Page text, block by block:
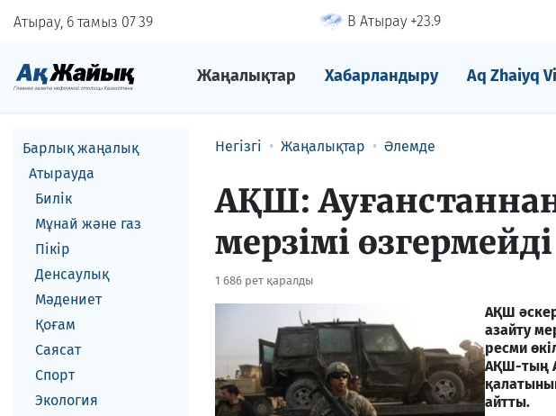
Атырау, 6 тамыз 0739 В Атырау +23.9
Жаңалықтар Хабарландыру Aq Zhaiyq
Барлық жаңалық
Атырауда
Билік
Мұнай және газ
Пікір
Денсаулық
Мәдениет
Қоғам
Саясат
Спорт
Экология
Негізгі Жаңалықтар Әлемде
АҚШ:
мерзімі өзгермейді
1 686 рет қаралды
АҚШ
азайту
ресми
АҚШ-тың
айтты.